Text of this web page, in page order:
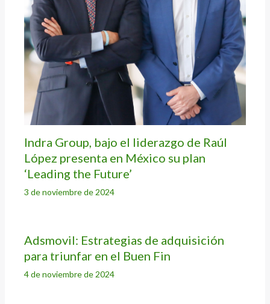
Indra Group, bajo el liderazgo de Raúl
López presenta en México su plan
‘Leading the Future’
3 de noviembre de 2024
Adsmovil: Estrategias de adquisición
para triunfar en el Buen Fin
4 de noviembre de 2024